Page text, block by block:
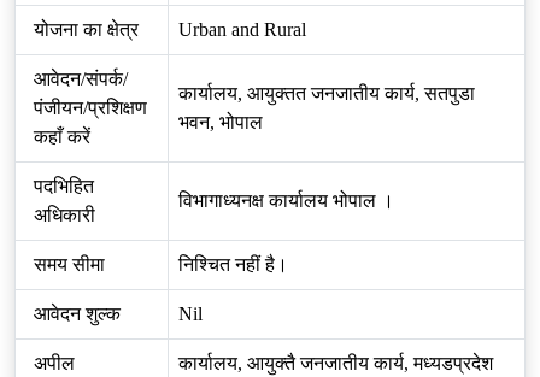
योजना का क्षेत्र Urban and Rural
आवेदन/संपर्क/
पंजीयन/प्रशिक्षण
कहाँ करें
कार्यालय, आयुक्तत जनजातीय कार्य, सतपुडा
भवन, भोपाल
पदभिहित
अधिकारी
विभागाध्यनक्ष कार्यालय भोपाल ।
समय सीमा निश्चित नहीं है।
आवेदन शुल्क Nil
अपील कार्यालय, आयुक्तै जनजातीय कार्य, मध्यडप्रदेश